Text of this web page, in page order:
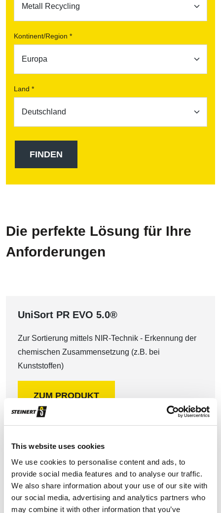
This website uses cookies
We use cookies to personalise content and ads, to
provide social media features and to analyse our traffic.
We also share information about your use of our site with
our social media, advertising and analytics partners who
may combine it with other information that you’ve
Kontinent/Region *
Land *
Die perfekte Lösung für Ihre
Anforderungen
UniSort PR EVO 5.0®
Zur Sortierung mittels NIR-Technik - Erkennung der
chemischen Zusammensetzung (z.B. bei
Kunststoffen)
ZUM PRODUKT
UniSort Finealyse®